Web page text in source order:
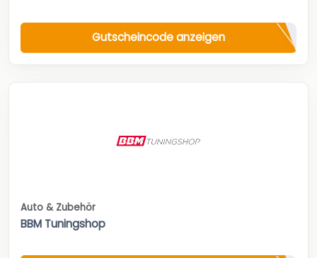
Gutscheincode anzeigen
Auto & Zubehör
BBM Tuningshop